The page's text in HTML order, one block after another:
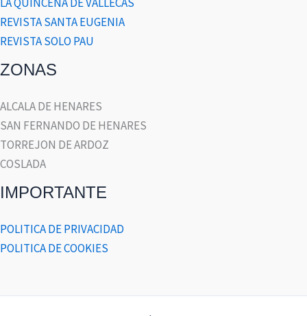
REVISTA SANTA EUGENIA
REVISTA SOLO PAU
ZONAS
ALCALA DE HENARES
SAN FERNANDO DE HENARES
TORREJON DE ARDOZ
COSLADA
IMPORTANTE
POLITICA DE PRIVACIDAD
POLITICA DE COOKIES